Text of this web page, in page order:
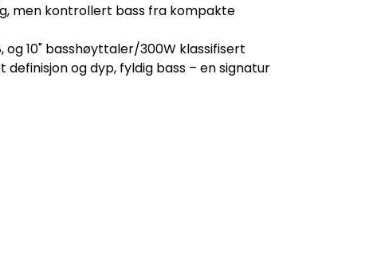
men kontrollert bass fra kompakte
10" basshøyttaler/300W klassifisert
og dyp, fyldig bass – en signatur